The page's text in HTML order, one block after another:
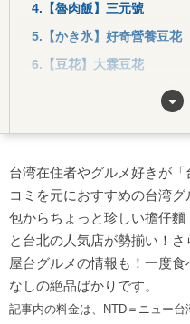
4.【魯肉飯】三元號
5.【かき氷】好奇營養豆花
6.【豆花】大霖豆花
7.【パイナップルケーキ】
10.【火鍋】蜀辣
夜市で食べるB級グルメ4選
フライドチキン
胡椒餅(フージャオビン)
糖葫蘆(タンフールゥー)
蚵仔煎（オアジェン）
台湾在住者やグルメ好きが
コミを元におすすめの台湾
包からちょっと珍しい擔仔
と台北の人気店が勢揃い！
屋台グルメの情報も！一度
なしの絶品ばかりです。
記事内の料金は、NTD＝ニュー